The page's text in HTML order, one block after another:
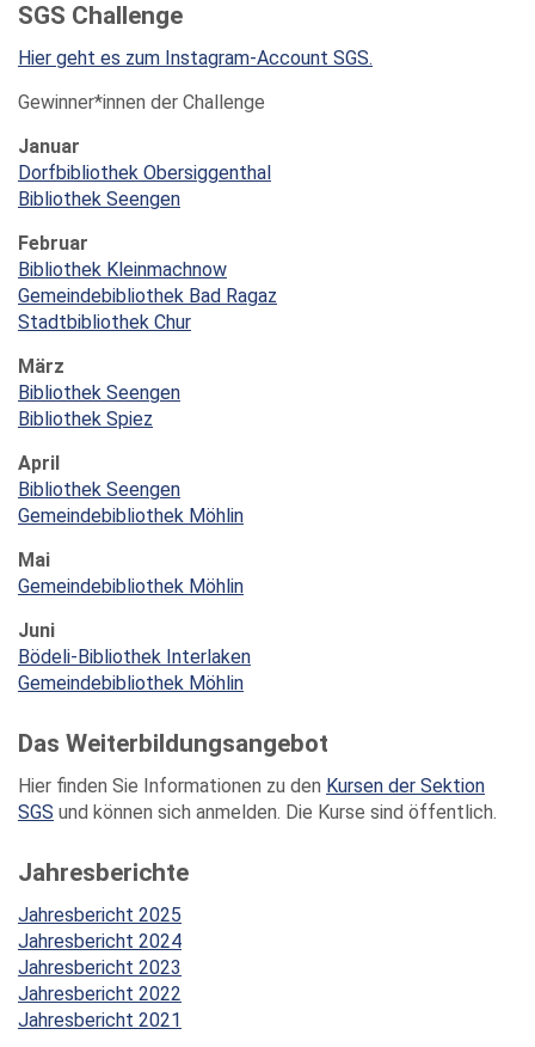
SGS Challenge
Hier geht es zum Instagram-Account SGS.
Gewinner*innen der Challenge
Januar
Dorfbibliothek Obersiggenthal
Bibliothek Seengen
Februar
Bibliothek Kleinmachnow
Gemeindebibliothek Bad Ragaz
Stadtbibliothek Chur
März
Bibliothek Seengen
Bibliothek Spiez
April
Bibliothek Seengen
Gemeindebibliothek Möhlin
Mai
Gemeindebibliothek Möhlin
Juni
Bödeli-Bibliothek Interlaken
Gemeindebibliothek Möhlin
Das Weiterbildungsangebot
Hier finden Sie Informationen zu den Kursen der Sektion
SGS und können sich anmelden. Die Kurse sind öffentlich.
Jahresberichte
Jahresbericht 2025
Jahresbericht 2024
Jahresbericht 2023
Jahresbericht 2022
Jahresbericht 2021